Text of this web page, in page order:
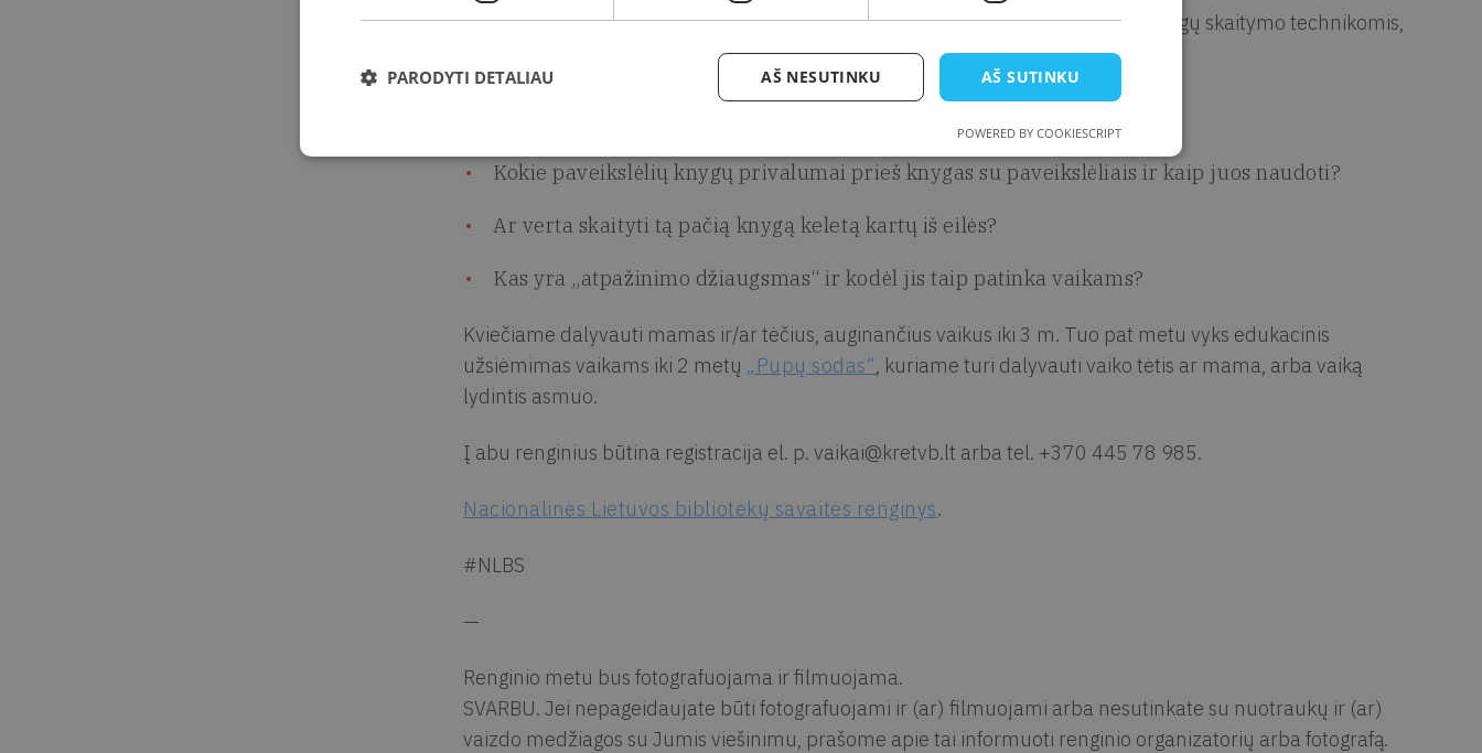
Paskaitos metu D. Rudytė supažindins tėvus su paveikslėlių knygomis ir tokių knygų skaitymo technikomis,
pristatys, kurios knygos tinkamos naudoti vaikams nuo 0 iki 3 metų.
Kokie paveikslėlių knygų privalumai prieš knygas su paveikslėliais ir kaip juos naudoti?
Ar verta skaityti tą pačią knygą keletą kartų iš eilės?
Kas yra „atpažinimo džiaugsmas“ ir kodėl jis taip patinka vaikams?
Kviečiame dalyvauti mamas ir/ar tėčius, auginančius vaikus iki 3 m. Tuo pat metu vyks edukacinis
užsiėmimas vaikams iki 2 metų „Pupų sodas“, kuriame turi dalyvauti vaiko tėtis ar mama, arba vaiką
lydintis asmuo.
Į abu renginius būtina registracija el. p. vaikai@kretvb.lt arba tel. +370 445 78 985.
Nacionalinės Lietuvos bibliotekų savaitės renginys.
#NLBS
—
Renginio metu bus fotografuojama ir filmuojama.
SVARBU. Jei nepageidaujate būti fotografuojami ir (ar) filmuojami arba nesutinkate su nuotraukų ir (ar)
vaizdo medžiagos su Jumis viešinimu, prašome apie tai informuoti renginio organizatorių arba fotografą.
AŠ SUTINKU
AŠ NESUTINKU
PARODYTI DETALIAU
POWERED BY COOKIESCRIPT